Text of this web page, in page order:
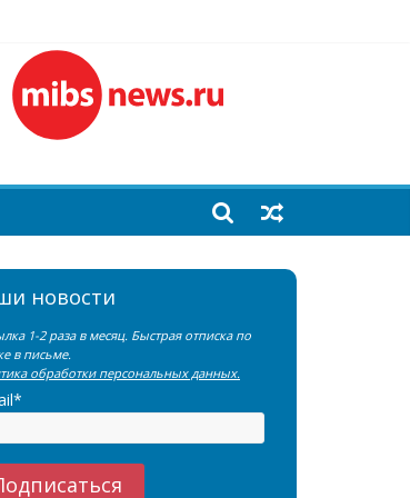
новости
1-2 раза в месяц. Быстрая отписка по
в письме.
обработки персональных данных.